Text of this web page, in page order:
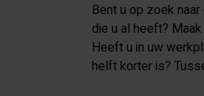
Bent u op zoek
die u al heeft?
Heeft u in uw
helft korter is?